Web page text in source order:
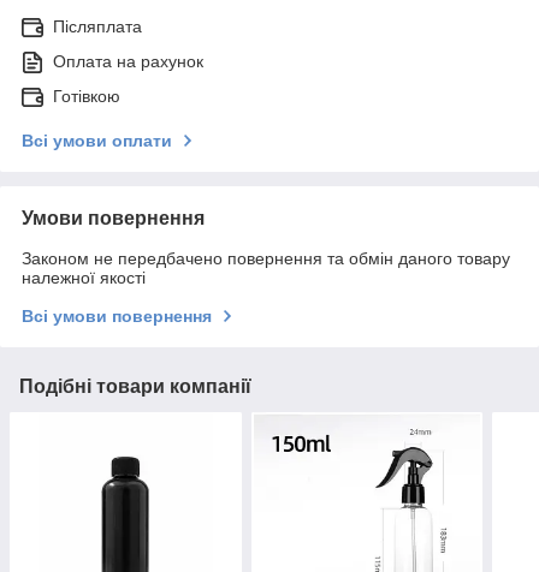
Післяплата
Оплата на рахунок
Готівкою
Всі умови оплати
Умови повернення
Законом не передбачено повернення та обмін даного товару
належної якості
Всі умови повернення
Подібні товари компанії